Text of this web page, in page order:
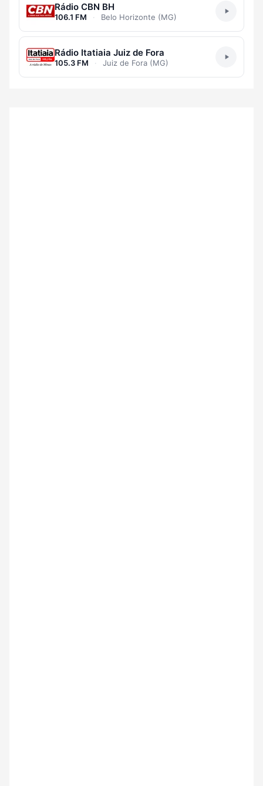
Rádio CBN BH
106.1 FM · Belo Horizonte (MG)
Rádio Itatiaia Juiz de Fora
105.3 FM · Juiz de Fora (MG)